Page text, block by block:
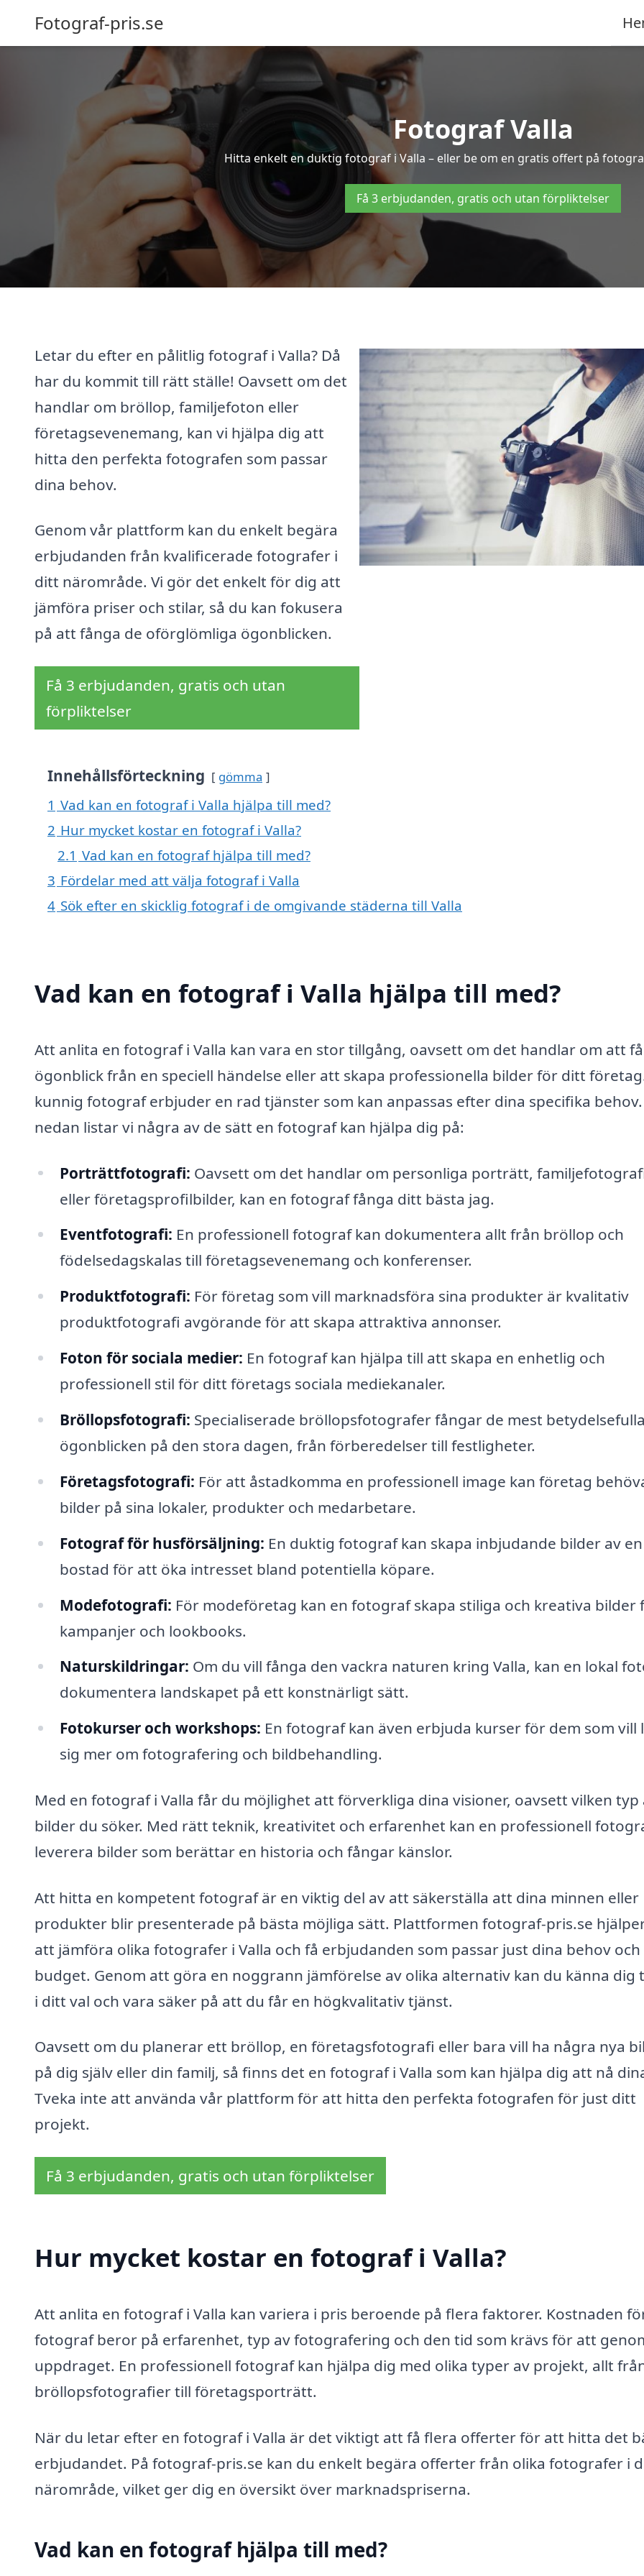
Fotograf-pris.se
Fotograf Valla
Hitta enkelt en duktig fotograf i Valla – eller be om en gratis offert på
Få 3 erbjudanden, gratis och utan förpliktelser
Letar du efter en pålitlig fotograf i Valla? Då
har du kommit till rätt ställe! Oavsett om det
handlar om bröllop, familjefoton eller
företagsevenemang, kan vi hjälpa dig att
hitta den perfekta fotografen som passar
dina behov.
Genom vår plattform kan du enkelt begära
erbjudanden från kvalificerade fotografer i
ditt närområde. Vi gör det enkelt för dig att
jämföra priser och stilar, så du kan fokusera
på att fånga de oförglömliga ögonblicken.
Få 3 erbjudanden, gratis och utan
förpliktelser
Innehållsförteckning gömma
1 Vad kan en fotograf i Valla hjälpa till med?
2 Hur mycket kostar en fotograf i Valla?
2.1 Vad kan en fotograf hjälpa till med?
3 Fördelar med att välja fotograf i Valla
4 Sök efter en skicklig fotograf i de omgivande städerna till Valla
Vad kan en fotograf i Valla hjälpa till med?
Att anlita en fotograf i Valla kan vara en stor tillgång, oavsett om det handlar om att
ögonblick från en speciell händelse eller att skapa professionella bilder för ditt
kunnig fotograf erbjuder en rad tjänster som kan anpassas efter dina specifika
nedan listar vi några av de sätt en fotograf kan hjälpa dig på:
Porträttfotografi: Oavsett om det handlar om personliga porträtt,
eller företagsprofilbilder, kan en fotograf fånga ditt bästa jag.
Eventfotografi: En professionell fotograf kan dokumentera allt från bröllop och
födelsedagskalas till företagsevenemang och konferenser.
Produktfotografi: För företag som vill marknadsföra sina produkter är kvalitativ
produktfotografi avgörande för att skapa attraktiva annonser.
Foton för sociala medier: En fotograf kan hjälpa till att skapa en enhetlig och
professionell stil för ditt företags sociala mediekanaler.
Bröllopsfotografi: Specialiserade bröllopsfotografer fångar de mest betydelsefulla
ögonblicken på den stora dagen, från förberedelser till festligheter.
Företagsfotografi: För att åstadkomma en professionell image kan företag
bilder på sina lokaler, produkter och medarbetare.
Fotograf för husförsäljning: En duktig fotograf kan skapa inbjudande bilder av en
bostad för att öka intresset bland potentiella köpare.
Modefotografi: För modeföretag kan en fotograf skapa stiliga och kreativa bilder
kampanjer och lookbooks.
Naturskildringar: Om du vill fånga den vackra naturen kring Valla, kan en lokal
dokumentera landskapet på ett konstnärligt sätt.
Fotokurser och workshops: En fotograf kan även erbjuda kurser för dem som vill
sig mer om fotografering och bildbehandling.
Med en fotograf i Valla får du möjlighet att förverkliga dina visioner, oavsett vilken typ
bilder du söker. Med rätt teknik, kreativitet och erfarenhet kan en professionell
leverera bilder som berättar en historia och fångar känslor.
Att hitta en kompetent fotograf är en viktig del av att säkerställa att dina minnen eller
produkter blir presenterade på bästa möjliga sätt. Plattformen fotograf-pris.se
att jämföra olika fotografer i Valla och få erbjudanden som passar just dina behov och
budget. Genom att göra en noggrann jämförelse av olika alternativ kan du känna dig
i ditt val och vara säker på att du får en högkvalitativ tjänst.
Oavsett om du planerar ett bröllop, en företagsfotografi eller bara vill ha några nya
på dig själv eller din familj, så finns det en fotograf i Valla som kan hjälpa dig att nå
Tveka inte att använda vår plattform för att hitta den perfekta fotografen för just ditt
projekt.
Få 3 erbjudanden, gratis och utan förpliktelser
Hur mycket kostar en fotograf i Valla?
Att anlita en fotograf i Valla kan variera i pris beroende på flera faktorer. Kostnaden
fotograf beror på erfarenhet, typ av fotografering och den tid som krävs för att
uppdraget. En professionell fotograf kan hjälpa dig med olika typer av projekt, allt
bröllopsfotografier till företagsporträtt.
När du letar efter en fotograf i Valla är det viktigt att få flera offerter för att hitta det
erbjudandet. På fotograf-pris.se kan du enkelt begära offerter från olika fotografer i
närområde, vilket ger dig en översikt över marknadspriserna.
Vad kan en fotograf hjälpa till med?